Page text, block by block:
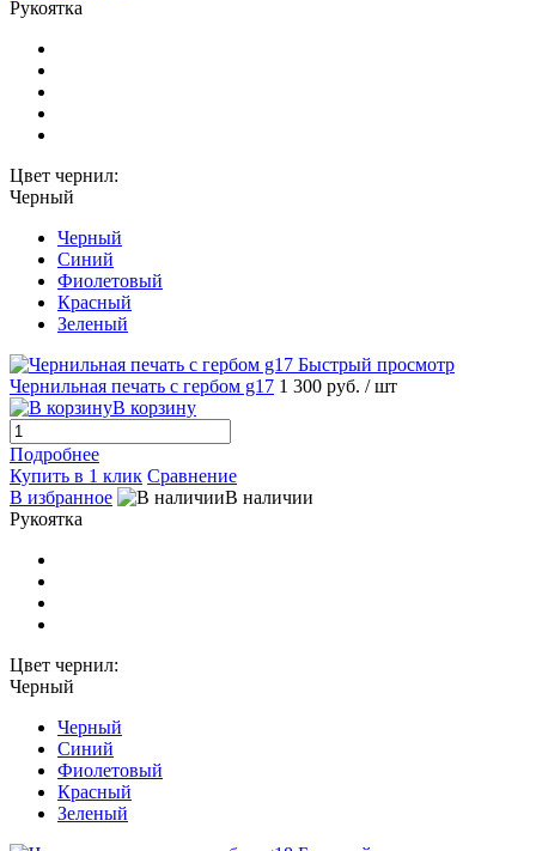
Рукоятка
Цвет чернил:
Черный
Черный
Синий
Фиолетовый
Красный
Зеленый
Быстрый просмотр
Чернильная печать с гербом g17 1 300 руб. / шт
В корзину
Подробнее
Купить в 1 клик Сравнение
В избранное
В наличии
Рукоятка
Цвет чернил:
Черный
Черный
Синий
Фиолетовый
Красный
Зеленый